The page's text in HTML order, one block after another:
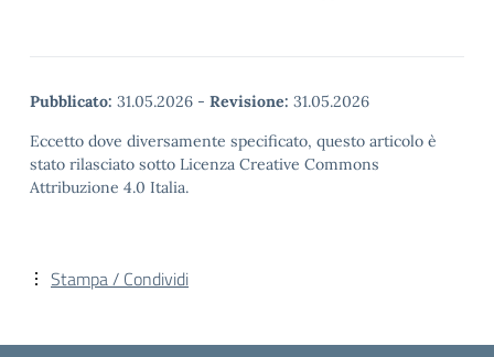
Pubblicato: 31.05.2026 - Revisione: 31.05.2026
Eccetto dove diversamente specificato, questo articolo è
stato rilasciato sotto Licenza Creative Commons
Attribuzione 4.0 Italia.
Stampa / Condividi